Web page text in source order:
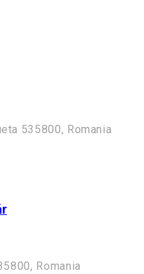
535800, Romania
Romania